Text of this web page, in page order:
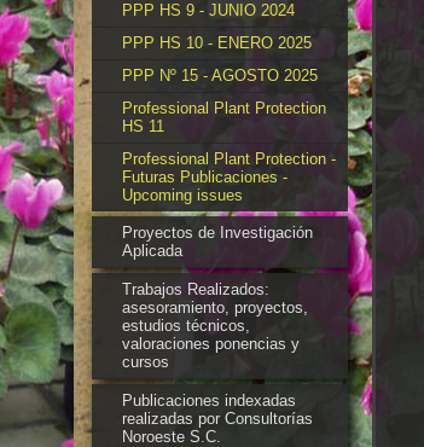
PPP HS 9 - JUNIO 2024
PPP HS 10 - ENERO 2025
PPP Nº 15 - AGOSTO 2025
Professional Plant Protection
HS 11
Professional Plant Protection -
Futuras Publicaciones -
Upcoming issues
Proyectos de Investigación
Aplicada
Trabajos Realizados:
asesoramiento, proyectos,
estudios técnicos,
valoraciones ponencias y
cursos
Publicaciones indexadas
realizadas por Consultorías
Noroeste S.C.